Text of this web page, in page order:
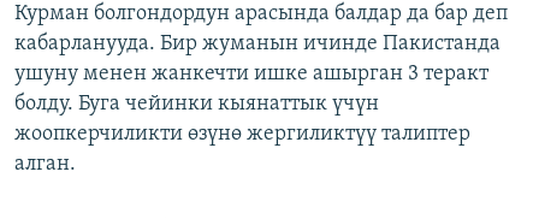
ЭЕ/АРнун бардык сайттары
Курман болгондордун арасында балдар да бар деп
кабарланууда. Бир жуманын ичинде Пакистанда
ушуну менен жанкечти ишке ашырган 3 теракт
болду. Буга чейинки кыянаттык үчүн
жоопкерчиликти өзүнө жергиликтүү талиптер
алган.